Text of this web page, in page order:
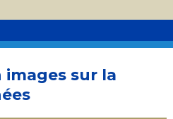
images sur la